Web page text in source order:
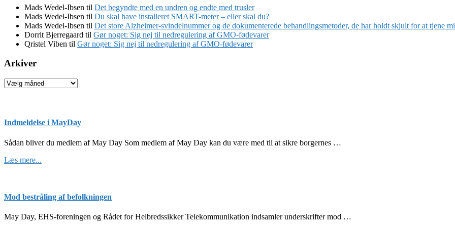
Mads Wedel-Ibsen til Det begyndte med en undren og endte med trusler
Mads Wedel-Ibsen til Du skal have installeret SMART-meter – eller skal du?
Mads Wedel-Ibsen til Det store Alzheimer-svindelnummer og de dokumenterede behandlingsmetoder, de har holdt skjult for at tjene
Dorrit Bjerregaard til Gør noget: Sig nej til nedregulering af GMO-fødevarer
Qristel Viben til Gør noget: Sig nej til nedregulering af GMO-fødevarer
Arkiver
Arkiver
Indmeldelse i MayDay
Sådan bliver du medlem af May Day Som medlem af May Day kan du være med til at sikre borgernes …
Læs mere...
Mod bestråling af befolkningen
May Day, EHS-foreningen og Rådet for Helbredssikker Telekommunikation indsamler underskrifter mod …